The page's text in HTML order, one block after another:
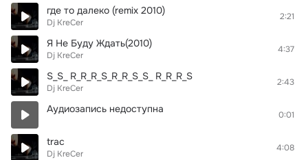
где то далеко (remix 2010)
Dj KreCer
2:21
Я Не Буду Ждать(2010)
Dj KreCer
4:37
S_S_ R_R_R_S_R_R_S_S_ R_R_R_S
Dj KreCer
2:43
Аудиозапись недоступна 0:01
trac
Dj KreCer
4:08